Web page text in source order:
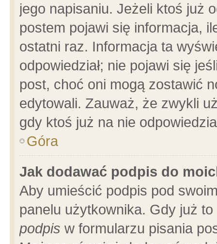
jego napisaniu. Jeżeli ktoś już
postem pojawi się informacja,
ostatni raz. Informacja ta
odpowiedział; nie pojawi się
post, choć oni mogą zostawić
edytowali. Zauważ, że zwykli
gdy ktoś już na nie
Góra
Jak dodawać podpis do
Aby umieścić podpis pod
panelu użytkownika. Gdy już
podpis w formularzu pisania